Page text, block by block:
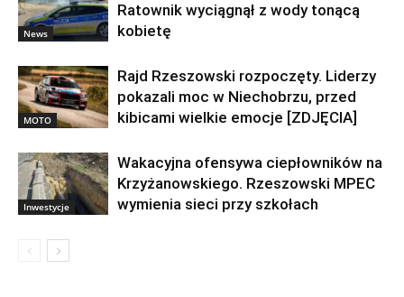
News
Ratownik wyciągnął z wody tonącą
kobietę
MOTO
Rajd Rzeszowski rozpoczęty. Liderzy
pokazali moc w Niechobrzu, przed
kibicami wielkie emocje [ZDJĘCIA]
Inwestycje
Wakacyjna ofensywa ciepłowników na
Krzyżanowskiego. Rzeszowski MPEC
wymienia sieci przy szkołach